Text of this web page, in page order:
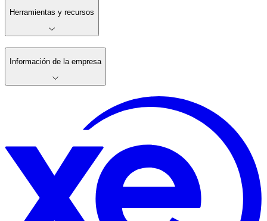
Herramientas y recursos
Información de la empresa